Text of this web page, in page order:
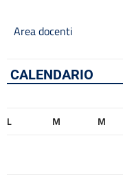
Area docenti
CALENDARIO
L M M